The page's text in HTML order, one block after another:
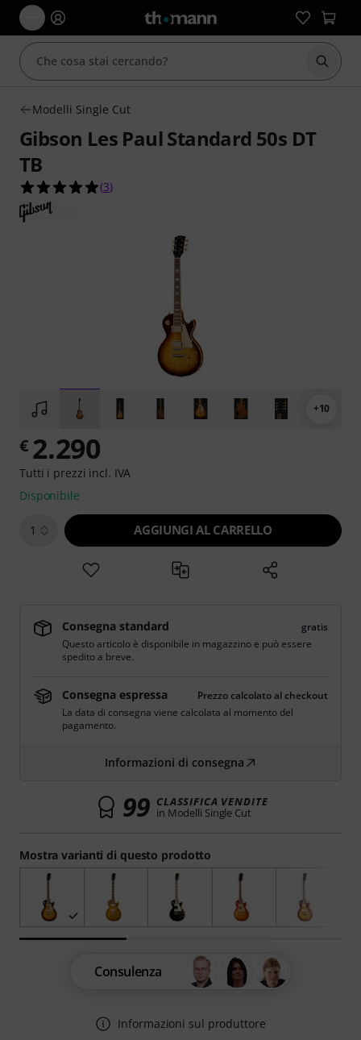
Modelli Single Cut
Gibson Les Paul Standard 50s DT
TB
5.0 su 5 stelle su 3 valutazioni dei clienti
(3)
+10
Mostra varianti di questo prodotto
€ 2.290
Tutti i prezzi incl. IVA
Disponibile
1 AGGIUNGI AL CARRELLO
Consegna standard
gratis
Questo articolo è disponibile in magazzino e può essere
spedito a breve.
Consegna espressa
Prezzo calcolato al checkout
La data di consegna viene calcolata al momento del
pagamento.
Informazioni di consegna
99 CLASSIFICA VENDITE
in Modelli Single Cut
Consulenza
Informazioni sul produttore